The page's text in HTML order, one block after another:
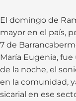
El domingo de
mayor en el país,
7 de
María Eugenia,
de la noche, el
en la comunidad,
sicarial en ese